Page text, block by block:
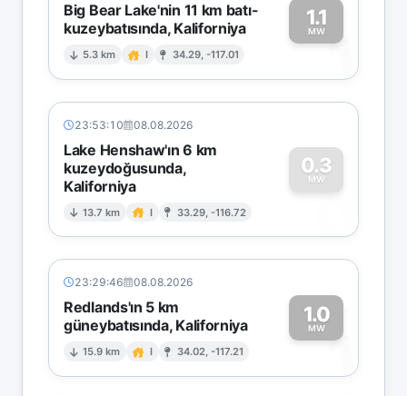
Big Bear Lake'nin 11 km batı-
kuzeybatısında, Kaliforniya
5.3 km I 34.29, -117.01
1.1
MW1
23:53:10 08.08.2026
Lake Henshaw'ın 6 km
kuzeydoğusunda,
Kaliforniya
13.7 km I 33.29, -116.72
0.3
MW
0
23:29:46 08.08.2026
Redlands'ın 5 km
güneybatısında, Kaliforniya
15.9 km I 34.02, -117.21
1.0
MW1